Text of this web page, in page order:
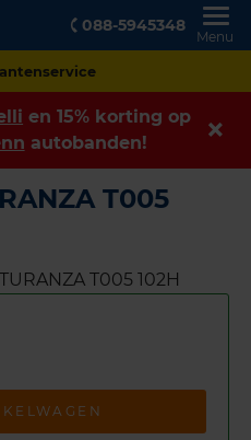
088-5945348
Menu
betalen
en 15% korting op
autobanden!
T005